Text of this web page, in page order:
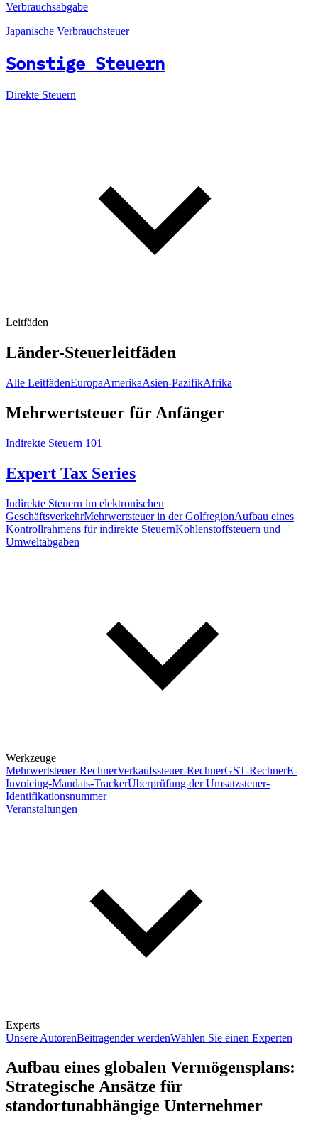
Verbrauchsabgabe
Japanische Verbrauchsteuer
Sonstige Steuern
Direkte Steuern
Leitfäden
Länder-Steuerleitfäden
Alle LeitfädenEuropaAmerikaAsien-PazifikAfrika
Mehrwertsteuer für Anfänger
Indirekte Steuern 101
Expert Tax Series
Indirekte Steuern im elektronischen
GeschäftsverkehrMehrwertsteuer in der GolfregionAufbau eines
Kontrollrahmens für indirekte SteuernKohlenstoffsteuern und
Umweltabgaben
Werkzeuge
Mehrwertsteuer-RechnerVerkaufssteuer-RechnerGST-RechnerE-
Invoicing-Mandats-TrackerÜberprüfung der Umsatzsteuer-
Identifikationsnummer
Veranstaltungen
Experts
Unsere AutorenBeitragender werdenWählen Sie einen Experten
Aufbau eines globalen Vermögensplans:
Strategische Ansätze für
standortunabhängige Unternehmer